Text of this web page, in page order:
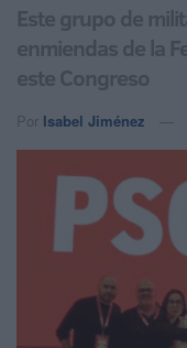
Este grupo de
enmiendas de la
este Congreso
Por Isabel Jiménez